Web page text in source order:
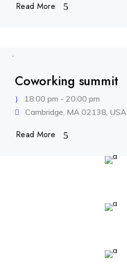
Read More
Coworking summit
18:00 pm - 20:00 pm
Cambridge, MA 02138, USA
Read More